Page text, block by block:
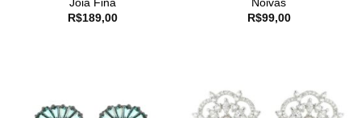
Joia Fina
R$189,00
Noivas
R$99,00